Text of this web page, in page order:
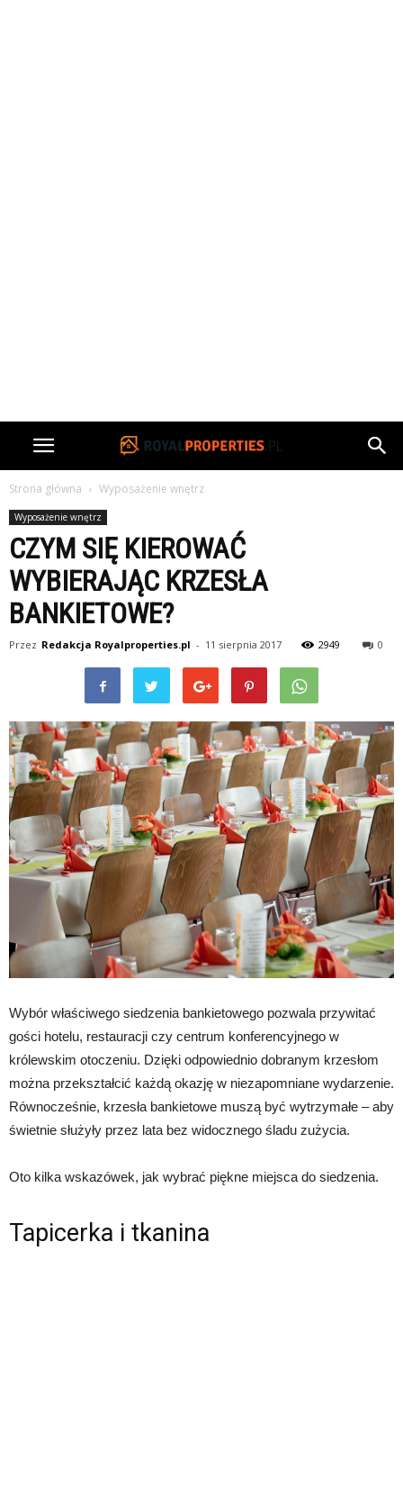
Strona główna Wyposażenie wnętrz
Wyposażenie wnętrz
CZYM SIĘ KIEROWAĆ
WYBIERAJĄC KRZESŁA
BANKIETOWE?
Przez Redakcja Royalproperties.pl - 11 sierpnia 2017 2949 0
Wybór właściwego siedzenia bankietowego pozwala przywitać
gości hotelu, restauracji czy centrum konferencyjnego w
królewskim otoczeniu. Dzięki odpowiednio dobranym krzesłom
można przekształcić każdą okazję w niezapomniane wydarzenie.
Równocześnie, krzesła bankietowe muszą być wytrzymałe – aby
świetnie służyły przez lata bez widocznego śladu zużycia.
Oto kilka wskazówek, jak wybrać piękne miejsca do siedzenia.
Tapicerka i tkanina